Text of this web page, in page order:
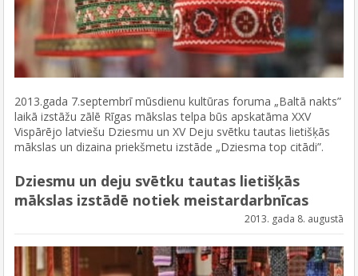
2013.gada 7.septembrī mūsdienu kultūras foruma „Baltā nakts”
laikā izstāžu zālē Rīgas mākslas telpa būs apskatāma XXV
Vispārējo latviešu Dziesmu un XV Deju svētku tautas lietišķās
mākslas un dizaina priekšmetu izstāde „Dziesma top citādi”.
Dziesmu un deju svētku tautas lietišķās
mākslas izstādē notiek meistardarbnīcas
2013. gada 8. augustā